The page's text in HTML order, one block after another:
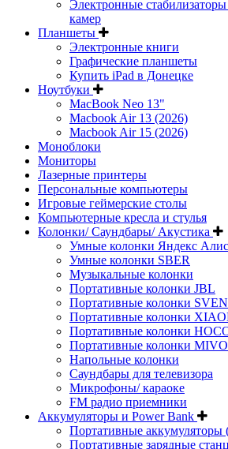
Электронные
камер
Планшеты
Электронные книги
Графические планшеты
Купить iPad в Донецке
Ноутбуки
MacBook Neo 13"
Macbook Air 13 (2026)
Macbook Air 15 (2026)
Моноблоки
Мониторы
Лазерные принтеры
Персональные компьютеры
Игровые геймерские столы
Компьютерные кресла и стулья
Колонки/ Саундбары/ Акустика
Умные колонки Яндекс
Умные колонки SBER
Музыкальные колонки
Портативные колонки JBL
Портативные колонки SVEN
Портативные колонки
Портативные колонки
Портативные колонки MIVO
Напольные колонки
Саундбары для телевизора
Микрофоны/ караоке
FM радио приемники
Аккумуляторы и Power Bank
Портативные аккумуляторы
Портативные зарядные